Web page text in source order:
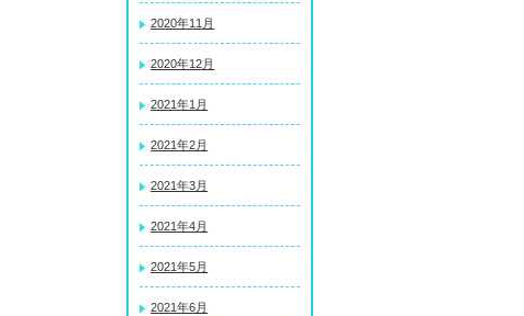
2020年11月
2020年12月
2021年1月
2021年2月
2021年3月
2021年4月
2021年5月
2021年6月